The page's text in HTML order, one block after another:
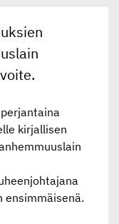
kirjallisen
ensimmäisenä.